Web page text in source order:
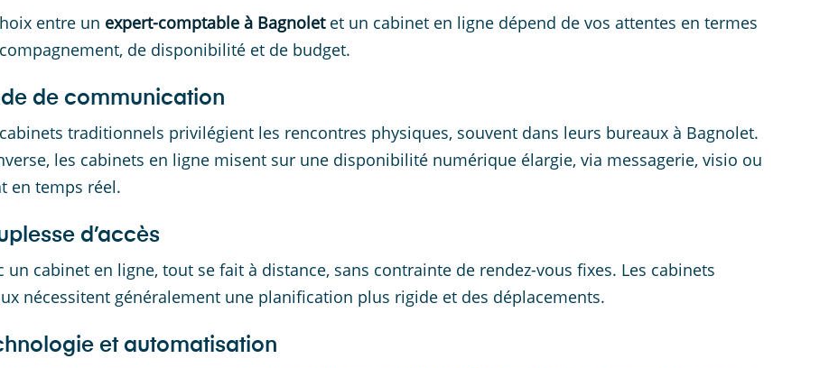
entre un expert-comptable à Bagnoletet un cabinet en ligne dépend de vos attentes en termes
de disponibilité et de budget.
de communication
traditionnels privilégient les rencontres physiques, souvent dans leurs bureaux à Bagnolet.
les cabinets en ligne misent sur une disponibilité numérique élargie, via messagerie, visio ou
en temps réel.
d’accès
un cabinet en ligne, tout se fait à distance, sans contrainte de rendez-vous fixes. Les cabinets
nécessitent généralement une planification plus rigide et des déplacements.
et automatisation